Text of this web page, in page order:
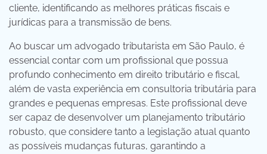
cliente, identificando as melhores práticas fiscais e
jurídicas para a transmissão de bens.
Ao buscar um advogado tributarista em São Paulo, é
essencial contar com um profissional que possua
profundo conhecimento em direito tributário e fiscal,
além de vasta experiência em consultoria tributária para
grandes e pequenas empresas. Este profissional deve
ser capaz de desenvolver um planejamento tributário
robusto, que considere tanto a legislação atual quanto
as possíveis mudanças futuras, garantindo a